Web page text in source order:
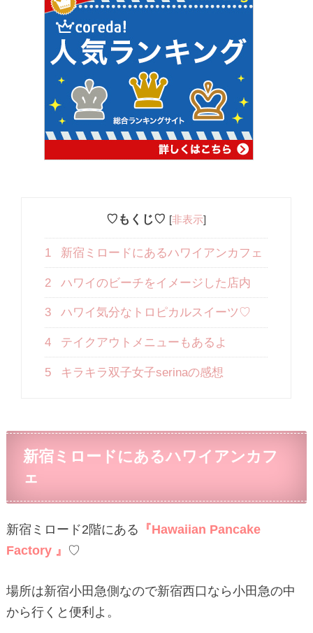
♡もくじ♡ [非表示]
1 新宿ミロードにあるハワイアンカフェ
2 ハワイのビーチをイメージした店内
3 ハワイ気分なトロピカルスイーツ♡
4 テイクアウトメニューもあるよ
5 キラキラ双子女子serinaの感想
新宿ミロードにあるハワイアンカフ
ェ
新宿ミロード2階にある 『Hawaiian Pancake
Factory 』 ♡
場所は新宿小田急側なので新宿西口なら小田急の中
から行くと便利よ。